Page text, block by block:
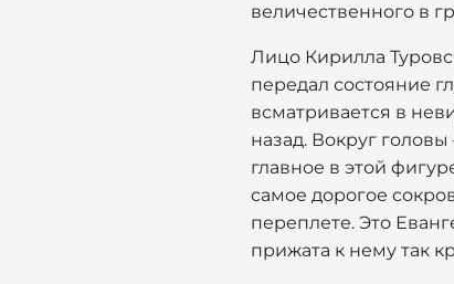
величественного в
Лицо Кирилла
передал состояние
всматривается в
назад. Вокруг
главное в этой
самое дорогое
переплете. Это
прижата к нему так